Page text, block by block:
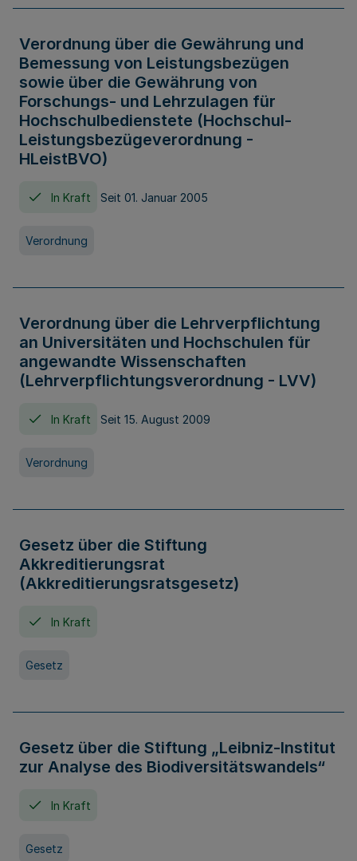
Verordnung über die Gewährung und
Bemessung von Leistungsbezügen
sowie über die Gewährung von
Forschungs- und Lehrzulagen für
Hochschulbedienstete (Hochschul-
Leistungsbezügeverordnung -
HLeistBVO)
In Kraft Seit 01. Januar 2005
Verordnung
Verordnung über die Lehrverpflichtung
an Universitäten und Hochschulen für
angewandte Wissenschaften
(Lehrverpflichtungsverordnung - LVV)
In Kraft Seit 15. August 2009
Verordnung
Gesetz über die Stiftung
Akkreditierungsrat
(Akkreditierungsratsgesetz)
In Kraft
Gesetz
Gesetz über die Stiftung „Leibniz-Institut
zur Analyse des Biodiversitätswandels“
In Kraft
Gesetz